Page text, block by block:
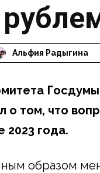
Альфия Радыгина
о том, что
2023 года.
образом